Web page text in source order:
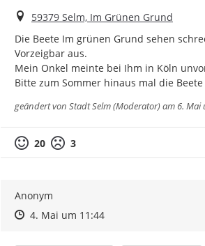
Ort
59379 Selm, Im Grünen Grund
Die Beete Im grünen Grund sehen
Vorzeigbar aus.
Mein Onkel meinte bei Ihm in Köln
Bitte zum Sommer hinaus mal die
geändert von Stadt Selm (Moderator)am 6. Mai
20 3
Anonym
Zeitpunkt des Erstellens
Zeitpunkt des Erstellens
4. Mai um 11:44Zur Äußerung